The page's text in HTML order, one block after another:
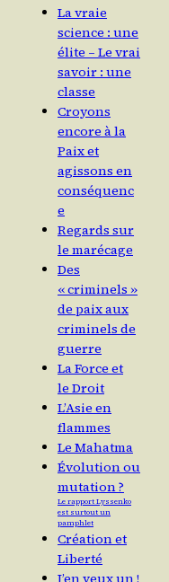
La vraie
science : une
élite – Le vrai
savoir : une
classe
Croyons
encore à la
Paix et
agissons en
conséquenc
e
Regards sur
le marécage
Des
« criminels »
de paix aux
criminels de
guerre
La Force et
le Droit
L’Asie en
flammes
Le Mahatma
Évolution ou
mutation ?
Le rapport Lyssenko
est surtout un
pamphlet
Création et
Liberté